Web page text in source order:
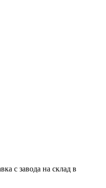
с завода на склад в